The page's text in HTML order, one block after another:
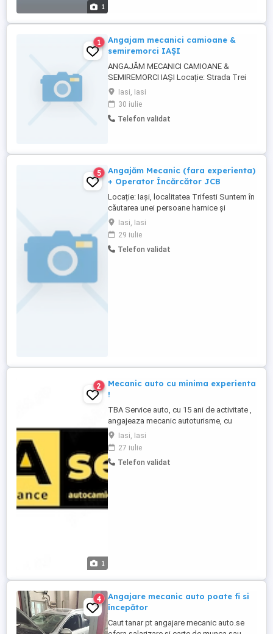
1
1
Angajam mecanici camioane &
semiremorci IAȘI
ANGAJĂM MECANICI CAMIOANE &
SEMIREMORCI IAȘI Locație: Strada Trei
Fântâni, Iași Suntem în căutarea unor
colegi noi pentru echipa noastră! Angajăm
mecanici pentru camioane și semiremorci,
indiferent de nivelul de experiență. Posturi
Iasi, Iasi
30 iulie
Telefon validat
5
Angajăm Mecanic (fara experienta)
+ Operator Încărcător JCB
Locație: Iași, localitatea Trifesti Suntem în
căutarea unei persoane harnice și
pricepute, care să aibă cunoștințe
generale de mecanică pentru camioane și
semiremorci basculabile, chiar dacă nu
are experiență directă. În plus, candidatul
Iasi, Iasi
29 iulie
Telefon validat
1
2
Mecanic auto cu minima experienta
!
TBA Service auto, cu 15 ani de activitate ,
angajeaza mecanic autoturisme, cu
minima experienta Candidatul, trebuie sa
cunoasca lucrarile mecanice de baza ale
sistemului de franare, directie, suspensie.
Orice cunostinte suplimentare, vor fi
Iasi, Iasi
27 iulie
Telefon validat
4
Angajare mecanic auto poate fi si
începător
Caut tanar pt angajare mecanic auto.se